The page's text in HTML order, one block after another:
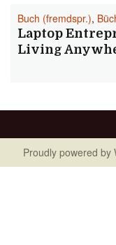
Buch (fremdspr.),
Laptop
Living
Proudly powered by